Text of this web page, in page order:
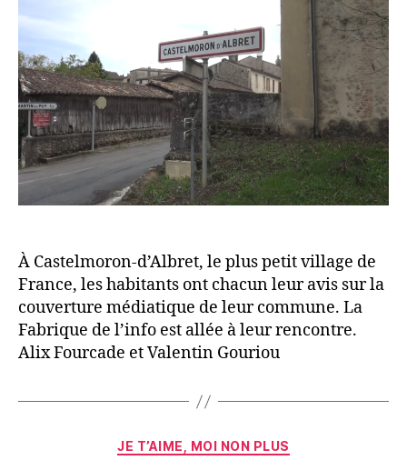
À Castelmoron-d’Albret, le plus petit village de
France, les habitants ont chacun leur avis sur la
couverture médiatique de leur commune. La
Fabrique de l’info est allée à leur rencontre.
Alix Fourcade et Valentin Gouriou
Catégories
JE T’AIME, MOI NON PLUS